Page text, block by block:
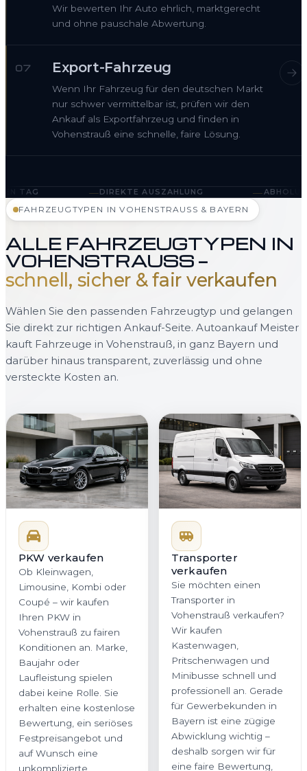
Wir bewerten Ihr Auto ehrlich, marktgerecht
und ohne pauschale Abwertung.
07 Export-Fahrzeug
Wenn Ihr Fahrzeug für den deutschen Markt
nur schwer vermittelbar ist, prüfen wir den
Ankauf als Exportfahrzeug und finden in
Vohenstrauß eine schnelle, faire Lösung.
DIREKTE AUSZAHLUNG — ABHOLUNG IN
FAHRZEUGTYPEN IN VOHENSTRAUSS & BAYERN
ALLE FAHRZEUGTYPEN IN
VOHENSTRAUSS —
schnell, sicher & fair verkaufen
Wählen Sie den passenden Fahrzeugtyp und gelangen
Sie direkt zur richtigen Ankauf-Seite. Autoankauf Meister
kauft Fahrzeuge in Vohenstrauß, in ganz Bayern und
darüber hinaus transparent, zuverlässig und ohne
versteckte Kosten an.
PKW verkaufen
Ob Kleinwagen,
Limousine, Kombi oder
Coupé – wir kaufen
Ihren PKW in
Vohenstrauß zu fairen
Konditionen an. Marke,
Baujahr oder
Laufleistung spielen
dabei keine Rolle. Sie
erhalten eine kostenlose
Bewertung, ein seriöses
Festpreisangebot und
auf Wunsch eine
unkomplizierte
Transporter
verkaufen
Sie möchten einen
Transporter in
Vohenstrauß verkaufen?
Wir kaufen
Kastenwagen,
Pritschenwagen und
Minibusse schnell und
professionell an. Gerade
für Gewerbekunden in
Bayern ist eine zügige
Abwicklung wichtig –
deshalb sorgen wir für
eine faire Bewertung,